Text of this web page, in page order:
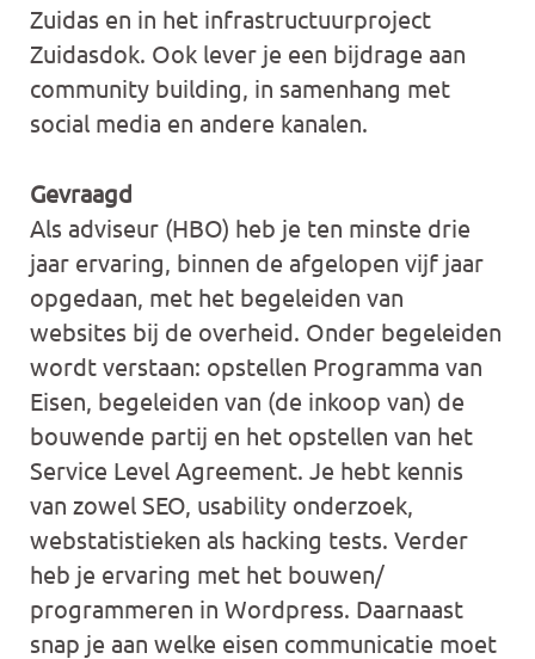
Zuidas en in het infrastructuurproject
Zuidasdok. Ook lever je een bijdrage aan
community building, in samenhang met
social media en andere kanalen.
Gevraagd
Als adviseur (HBO) heb je ten minste drie
jaar ervaring, binnen de afgelopen vijf jaar
opgedaan, met het begeleiden van
websites bij de overheid. Onder begeleiden
wordt verstaan: opstellen Programma van
Eisen, begeleiden van (de inkoop van) de
bouwende partij en het opstellen van het
Service Level Agreement. Je hebt kennis
van zowel SEO, usability onderzoek,
webstatistieken als hacking tests. Verder
heb je ervaring met het bouwen/
programmeren in Wordpress. Daarnaast
snap je aan welke eisen communicatie moet